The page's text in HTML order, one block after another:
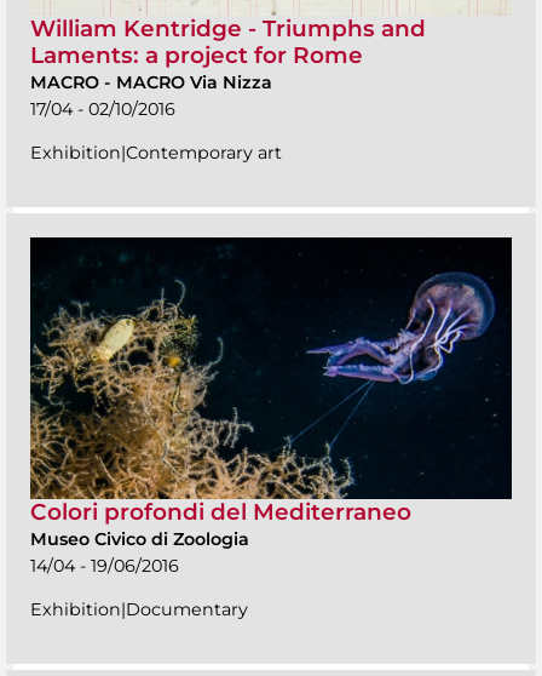
William Kentridge - Triumphs and
Laments: a project for Rome
MACRO - MACRO Via Nizza
17/04 - 02/10/2016
Exhibition|Contemporary art
Colori profondi del Mediterraneo
Museo Civico di Zoologia
14/04 - 19/06/2016
Exhibition|Documentary